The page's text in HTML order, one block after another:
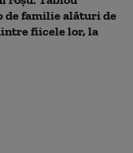
de familie alături de
fiicele lor, la